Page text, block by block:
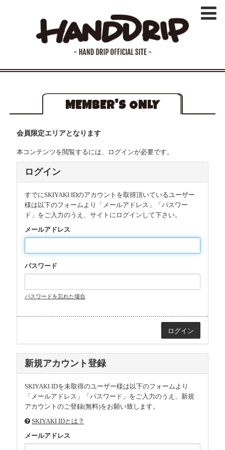
MEMBER'S ONLY
会員限定エリアとなります
本コンテンツを閲覧するには、ログインが必要です。
ログイン
すでにSKIYAKI IDのアカウントを取得頂いているユーザー
様は以下のフォームより「メールアドレス」「パスワー
ド」をご入力のうえ、サイトにログインして下さい。
メールアドレス
パスワード
パスワードを忘れた場合
新規アカウント登録
SKIYAKI IDを未取得のユーザー様は以下のフォームより
「メールアドレス」「パスワード」をご入力のうえ、新規
アカウントのご登録(無料)をお願い致します。
SKIYAKI IDとは？
メールアドレス